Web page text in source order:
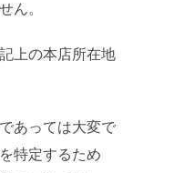
ん。
上の本店所在地
あっては大変で
特定するため